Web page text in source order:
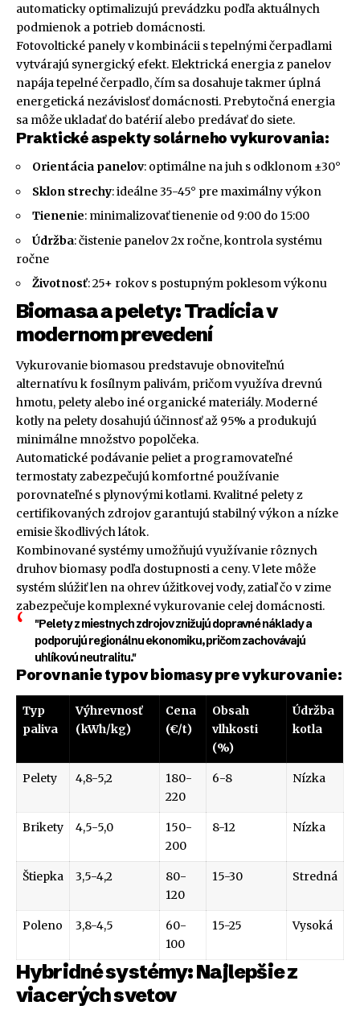
automaticky optimalizujú prevádzku podľa aktuálnych
podmienok a potrieb domácnosti.
Fotovoltické panely v kombinácii s tepelnými čerpadlami
vytvárajú synergický efekt. Elektrická energia z panelov
napája tepelné čerpadlo, čím sa dosahuje takmer úplná
energetická nezávislosť domácnosti. Prebytočná energia
sa môže ukladať do batérií alebo predávať do siete.
Praktické aspekty solárneho vykurovania:
Orientácia panelov: optimálne na juh s odklonom ±30°
Sklon strechy: ideálne 35-45° pre maximálny výkon
Tienenie: minimalizovať tienenie od 9:00 do 15:00
Údržba: čistenie panelov 2x ročne, kontrola systému
ročne
Životnosť: 25+ rokov s postupným poklesom výkonu
Biomasa a pelety: Tradícia v
modernom prevedení
Vykurovanie biomasou predstavuje obnoviteľnú
alternatívu k fosílnym palivám, pričom využíva drevnú
hmotu, pelety alebo iné organické materiály. Moderné
kotly na pelety dosahujú účinnosť až 95% a produkujú
minimálne množstvo popolčeka.
Automatické podávanie peliet a programovateľné
termostaty zabezpečujú komfortné používanie
porovnateľné s plynovými kotlami. Kvalitné pelety z
certifikovaných zdrojov garantujú stabilný výkon a nízke
emisie škodlivých látok.
Kombinované systémy umožňujú využívanie rôznych
druhov biomasy podľa dostupnosti a ceny. V lete môže
systém slúžiť len na ohrev úžitkovej vody, zatiaľ čo v zime
zabezpečuje komplexné vykurovanie celej domácnosti.
"Pelety z miestnych zdrojov znižujú dopravné náklady a
podporujú regionálnu ekonomiku, pričom zachovávajú
uhlíkovú neutralitu."
Porovnanie typov biomasy pre vykurovanie:
Typ
paliva
Výhrevnosť
(kWh/kg)
Cena
(€/t)
Obsah
vlhkosti
(%)
Údržba
kotla
Pelety 4,8-5,2
180-
220
6-8 Nízka
Brikety 4,5-5,0
150-
200
8-12 Nízka
Štiepka 3,5-4,2
80-
120
15-30 Stredná
Poleno 3,8-4,5
60-
100
15-25 Vysoká
Hybridné systémy: Najlepšie z
viacerých svetov